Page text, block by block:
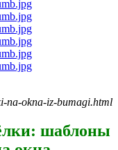
na-okna-iz-bumagi.html
шаблоны